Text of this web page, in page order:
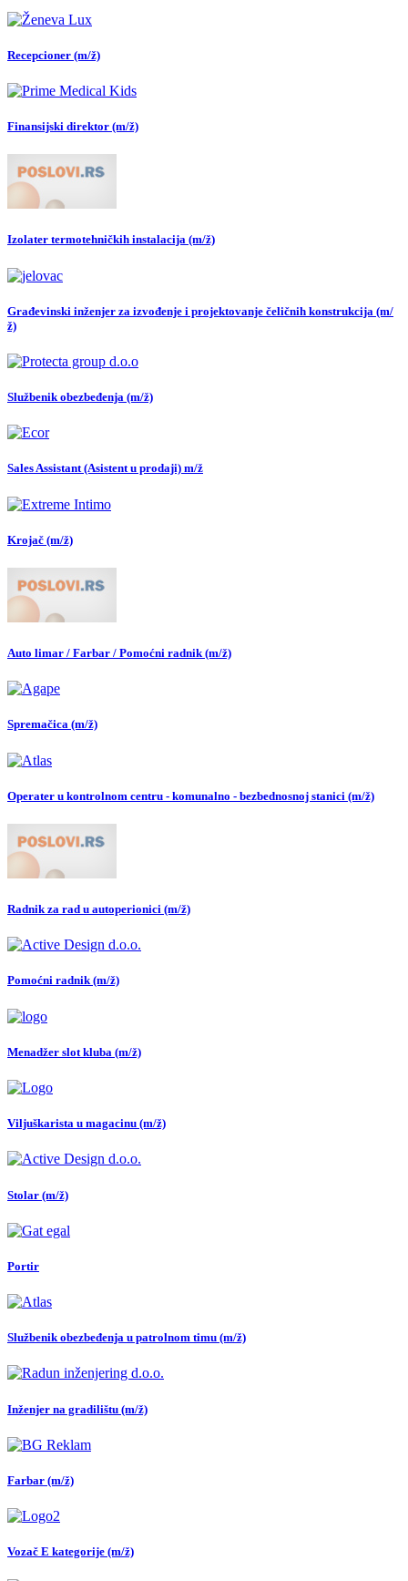
Recepcioner (m/ž)
Finansijski direktor (m/ž)
Izolater termotehničkih instalacija (m/ž)
Građevinski inženjer za izvođenje i projektovanje čeličnih konstrukcija (m/
ž)
Službenik obezbeđenja (m/ž)
Sales Assistant (Asistent u prodaji) m/ž
Krojač (m/ž)
Auto limar / Farbar / Pomoćni radnik (m/ž)
Spremačica (m/ž)
Operater u kontrolnom centru - komunalno - bezbednosnoj stanici (m/ž)
Radnik za rad u autoperionici (m/ž)
Pomoćni radnik (m/ž)
Menadžer slot kluba (m/ž)
Viljuškarista u magacinu (m/ž)
Stolar (m/ž)
Portir
Službenik obezbeđenja u patrolnom timu (m/ž)
Inženjer na gradilištu (m/ž)
Farbar (m/ž)
Vozač E kategorije (m/ž)